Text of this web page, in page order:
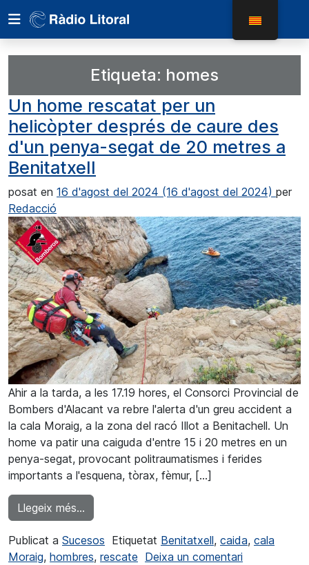
Etiqueta: homes
Un home rescatat per un
helicòpter després de caure des
d'un penya-segat de 20 metres a
Benitatxell
posat en 16 d'agost del 2024 (16 d'agost del 2024) per
Redacció
Ahir a la tarda, a les 17.19 hores, el Consorci Provincial de
Bombers d'Alacant va rebre l'alerta d'un greu accident a
la cala Moraig, a la zona del racó Illot a Benitachell. Un
home va patir una caiguda d'entre 15 i 20 metres en un
penya-segat, provocant politraumatismes i ferides
importants a l'esquena, tòrax, fèmur, […]
Llegeix més…
Publicat a Sucesos Etiquetat Benitatxell, caida, cala
Moraig, hombres, rescate Deixa un comentari